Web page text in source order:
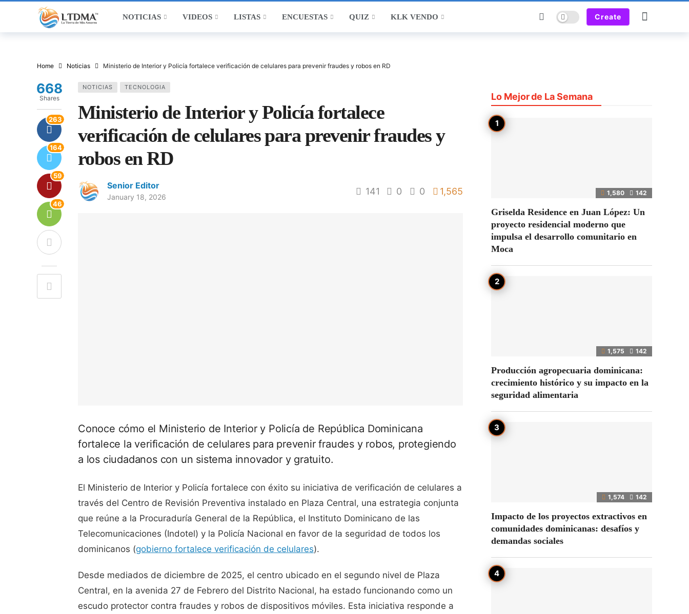
NOTICIAS VIDEOS LISTAS ENCUESTAS QUIZ KLK VENDO Dark mode Create
Home Noticias Ministerio de Interior y Policía fortalece verificación de celulares para prevenir fraudes y robos en RD
NOTICIAS TECNOLOGIA
Ministerio de Interior y Policía fortalece
verificación de celulares para prevenir fraudes y
robos en RD
Senior Editor
January 18, 2026
141 0 0 1,565
668
Shares
263
164
59
46
Conoce cómo el Ministerio de Interior y Policía de República Dominicana
fortalece la verificación de celulares para prevenir fraudes y robos, protegiendo
a los ciudadanos con un sistema innovador y gratuito.
El Ministerio de Interior y Policía fortalece con éxito su iniciativa de verificación de celulares a
través del Centro de Revisión Preventiva instalado en Plaza Central, una estrategia conjunta
que reúne a la Procuraduría General de la República, el Instituto Dominicano de las
Telecomunicaciones (Indotel) y la Policía Nacional en favor de la seguridad de todos los
dominicanos (gobierno fortalece verificación de celulares).
Desde mediados de diciembre de 2025, el centro ubicado en el segundo nivel de Plaza
Central, en la avenida 27 de Febrero del Distrito Nacional, ha estado funcionando como un
escudo protector contra fraudes y robos de dispositivos móviles. Esta iniciativa responde a
Lo Mejor de La Semana
1,580 142
Griselda Residence en Juan López: Un
proyecto residencial moderno que
impulsa el desarrollo comunitario en
Moca
1,575 142
Producción agropecuaria dominicana:
crecimiento histórico y su impacto en la
seguridad alimentaria
1,574 142
Impacto de los proyectos extractivos en
comunidades dominicanas: desafíos y
demandas sociales